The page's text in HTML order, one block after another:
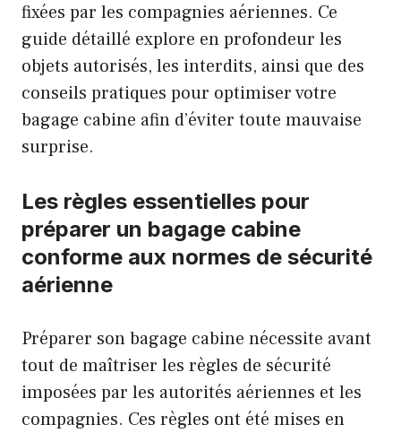
fixées par les compagnies aériennes. Ce
guide détaillé explore en profondeur les
objets autorisés, les interdits, ainsi que des
conseils pratiques pour optimiser votre
bagage cabine afin d’éviter toute mauvaise
surprise.
Les règles essentielles pour
préparer un bagage cabine
conforme aux normes de sécurité
aérienne
Préparer son bagage cabine nécessite avant
tout de maîtriser les règles de sécurité
imposées par les autorités aériennes et les
compagnies. Ces règles ont été mises en